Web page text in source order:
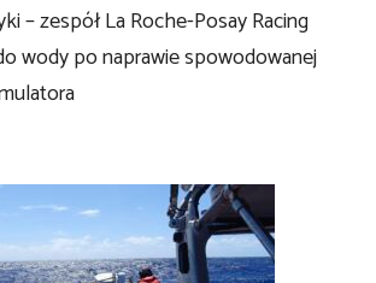
– zespół La Roche-Posay Racing
wody po naprawie spowodowanej